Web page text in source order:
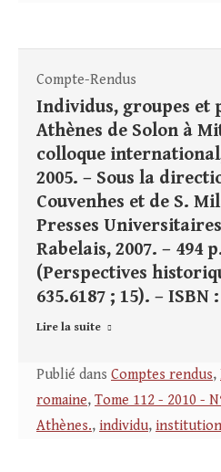
Compte-Rendus
Individus, groupes et
Athènes de Solon à
colloque
2005. – Sous la
Couvenhes et de S.
Presses
Rabelais, 2007. – 494
(Perspectives
635.6187 ; 15). – ISBN
Lire la suite
Publié dans Comptes rendus,
romaine, Tome 112 - 2010 -
Athènes., individu,